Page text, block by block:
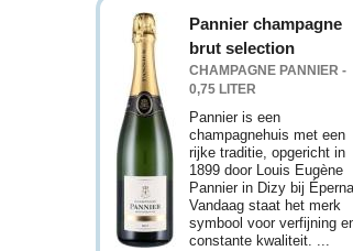
Pannier champagne
brut selection
CHAMPAGNE PANNIER -
0,75 LITER
Pannier is een
champagnehuis met een
rijke traditie, opgericht in
1899 door Louis Eugène
Pannier in Dizy bij
Vandaag staat het merk
symbool voor verfijning
constante kwaliteit. ...